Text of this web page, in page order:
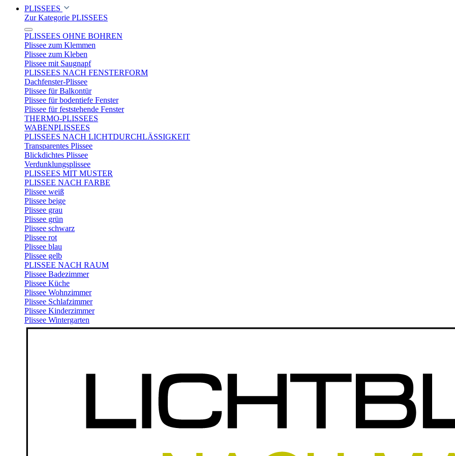
PLISSEES
Zur Kategorie PLISSEES
PLISSEES OHNE BOHREN
Plissee zum Klemmen
Plissee zum Kleben
Plissee mit Saugnapf
PLISSEES NACH FENSTERFORM
Dachfenster-Plissee
Plissee für Balkontür
Plissee für bodentiefe Fenster
Plissee für feststehende Fenster
THERMO-PLISSEES
WABENPLISSEES
PLISSEES NACH LICHTDURCHLÄSSIGKEIT
Transparentes Plissee
Blickdichtes Plissee
Verdunklungsplissee
PLISSEES MIT MUSTER
PLISSEE NACH FARBE
Plissee weiß
Plissee beige
Plissee grau
Plissee grün
Plissee schwarz
Plissee rot
Plissee blau
Plissee gelb
PLISSEE NACH RAUM
Plissee Badezimmer
Plissee Küche
Plissee Wohnzimmer
Plissee Schlafzimmer
Plissee Kinderzimmer
Plissee Wintergarten